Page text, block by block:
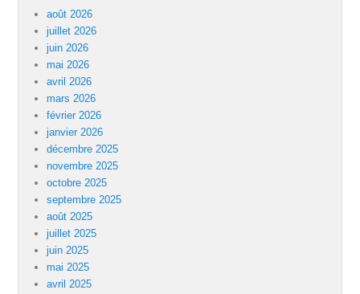
août 2026
juillet 2026
juin 2026
mai 2026
avril 2026
mars 2026
février 2026
janvier 2026
décembre 2025
novembre 2025
octobre 2025
septembre 2025
août 2025
juillet 2025
juin 2025
mai 2025
avril 2025